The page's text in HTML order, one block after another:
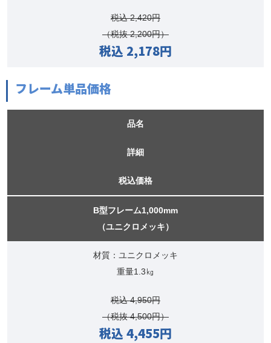
税込 2,420円
（税抜 2,200円）
税込 2,178円
フレーム単品価格
品名
詳細
税込価格
B型フレーム1,000mm
（ユニクロメッキ）
材質：ユニクロメッキ
重量1.3㎏
税込 4,950円
（税抜 4,500円）
税込 4,455円